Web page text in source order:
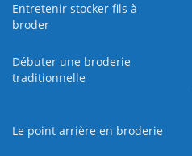
Entretenir stocker fils à
broder
Débuter une broderie
traditionnelle
Le point arrière en broderie